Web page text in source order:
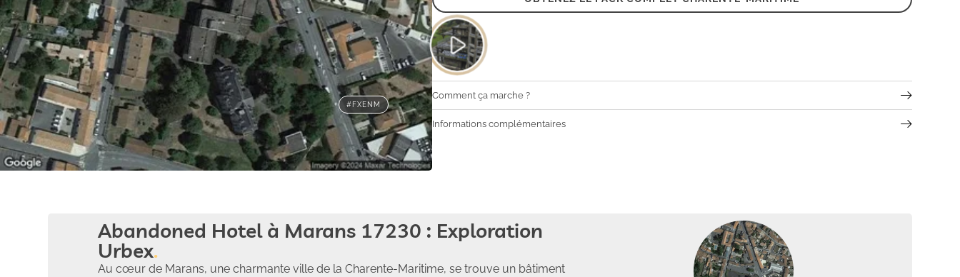
#FXENM
Comment ça marche ?
Informations complémentaires
Abandoned Hotel à Marans 17230 : Exploration
Urbex
Au cœur de Marans, une charmante ville de la Charente-Maritime, se trouve un bâtiment